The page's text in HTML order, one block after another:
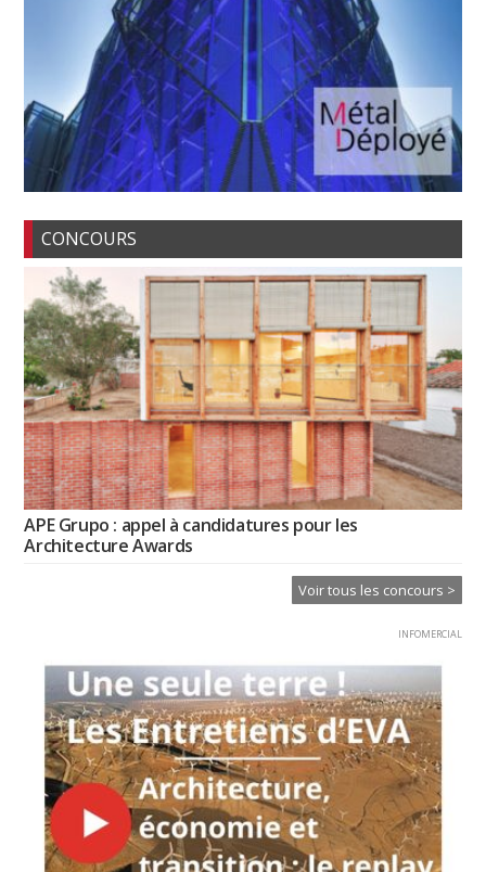
CONCOURS
APE Grupo : appel à candidatures pour les
Architecture Awards
Voir tous les concours >
INFOMERCIAL